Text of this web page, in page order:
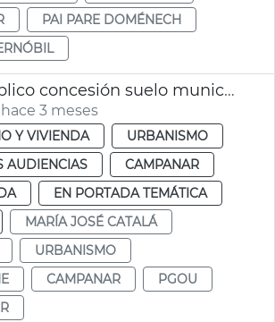
PAI PARE DOMÉNECH
Interés público concesión suelo municipal ampliación IVO
3 meses
Y VIVIENDA
URBANISMO
AUDIENCIAS
CAMPANAR
EN PORTADA TEMÁTICA
MARÍA JOSÉ CATALÁ
URBANISMO
CAMPANAR
PGOU